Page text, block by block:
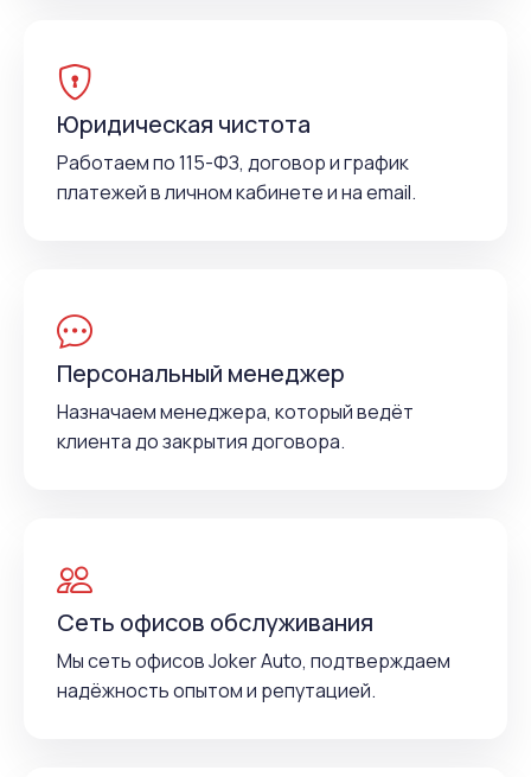
Юридическая чистота
Работаем по 115-ФЗ, договор и график
платежей в личном кабинете и на email.
Персональный менеджер
Назначаем менеджера, который ведёт
клиента до закрытия договора.
Сеть офисов обслуживания
Мы сеть офисов Joker Auto, подтверждаем
надёжность опытом и репутацией.